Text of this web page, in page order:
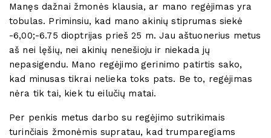
Manęs dažnai žmonės klausia, ar mano regėjimas yra
tobulas. Priminsiu, kad mano akinių stiprumas siekė
-6,00;-6.75 dioptrijas prieš 25 m. Jau aštuonerius metus
aš nei lęšių, nei akinių nenešioju ir niekada jų
nepasigendu. Mano regėjimo gerinimo patirtis sako,
kad minusas tikrai nelieka toks pats. Be to, regėjimas
nėra tik tai, kiek tu eilučių matai.
Per penkis metus darbo su regėjimo sutrikimais
turinčiais žmonėmis supratau, kad trumparegiams